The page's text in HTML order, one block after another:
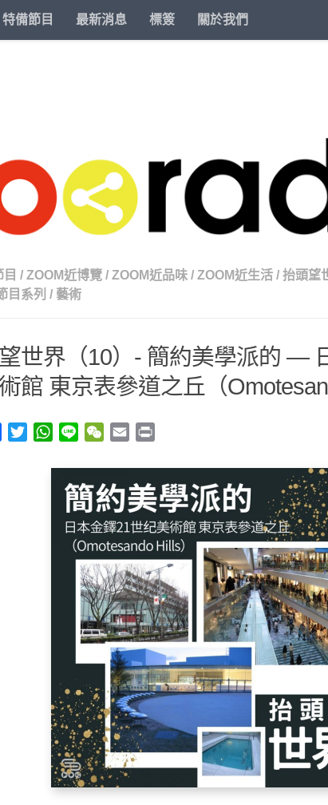
特備節目 最新消息 標簽 關於我們
/ ZOOM近博覽 / ZOOM近品味 / ZOOM近生活 / 抬頭望
目系列 / 藝術
世界（10）- 簡約美學派的 —
館 東京表參道之丘（
Facebook
TwitterWhatsApp
Line WeChat
Email